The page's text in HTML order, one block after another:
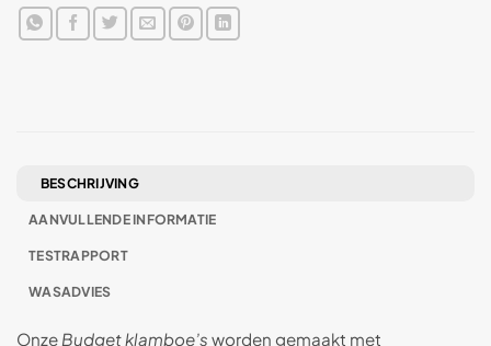
BESCHRIJVING
AANVULLENDE INFORMATIE
TESTRAPPORT
WASADVIES
Onze Budget klamboe’s worden gemaakt met